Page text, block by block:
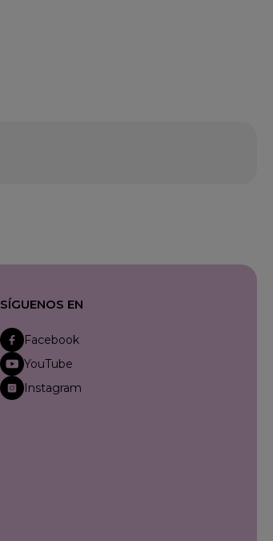
SÍGUENOS EN
Facebook
YouTube
Instagram